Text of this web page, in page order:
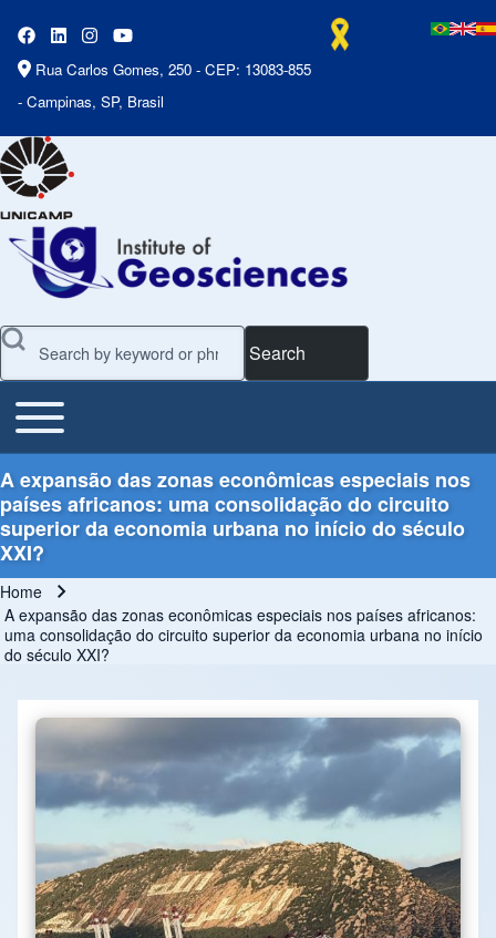
Rua Carlos Gomes, 250 - CEP: 13083-855
- Campinas, SP, Brasil
Search
Main Menu
Toggle main menu
A expansão das zonas econômicas especiais nos
países africanos: uma consolidação do circuito
superior da economia urbana no início do século
XXI?
Breadcrumb
Home
A expansão das zonas econômicas especiais nos países africanos:
uma consolidação do circuito superior da economia urbana no início
do século XXI?